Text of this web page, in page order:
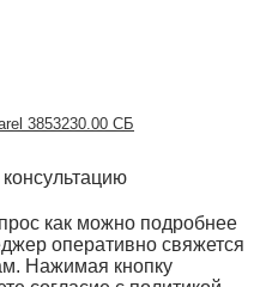
3853230.00 СБ
как можно подробнее
оперативно свяжется
Нажимая кнопку